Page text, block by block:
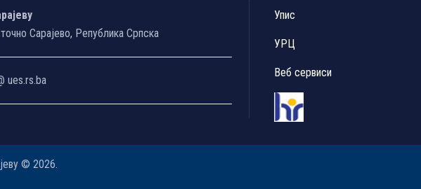
Сарајево, Република Српска
ues.rs.ba
Упис
УРЦ
Веб сервиси
© 2026.